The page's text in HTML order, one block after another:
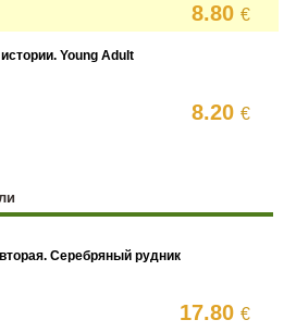
8.80€
Young Adult
8.20€
Серебряный рудник
17.80€